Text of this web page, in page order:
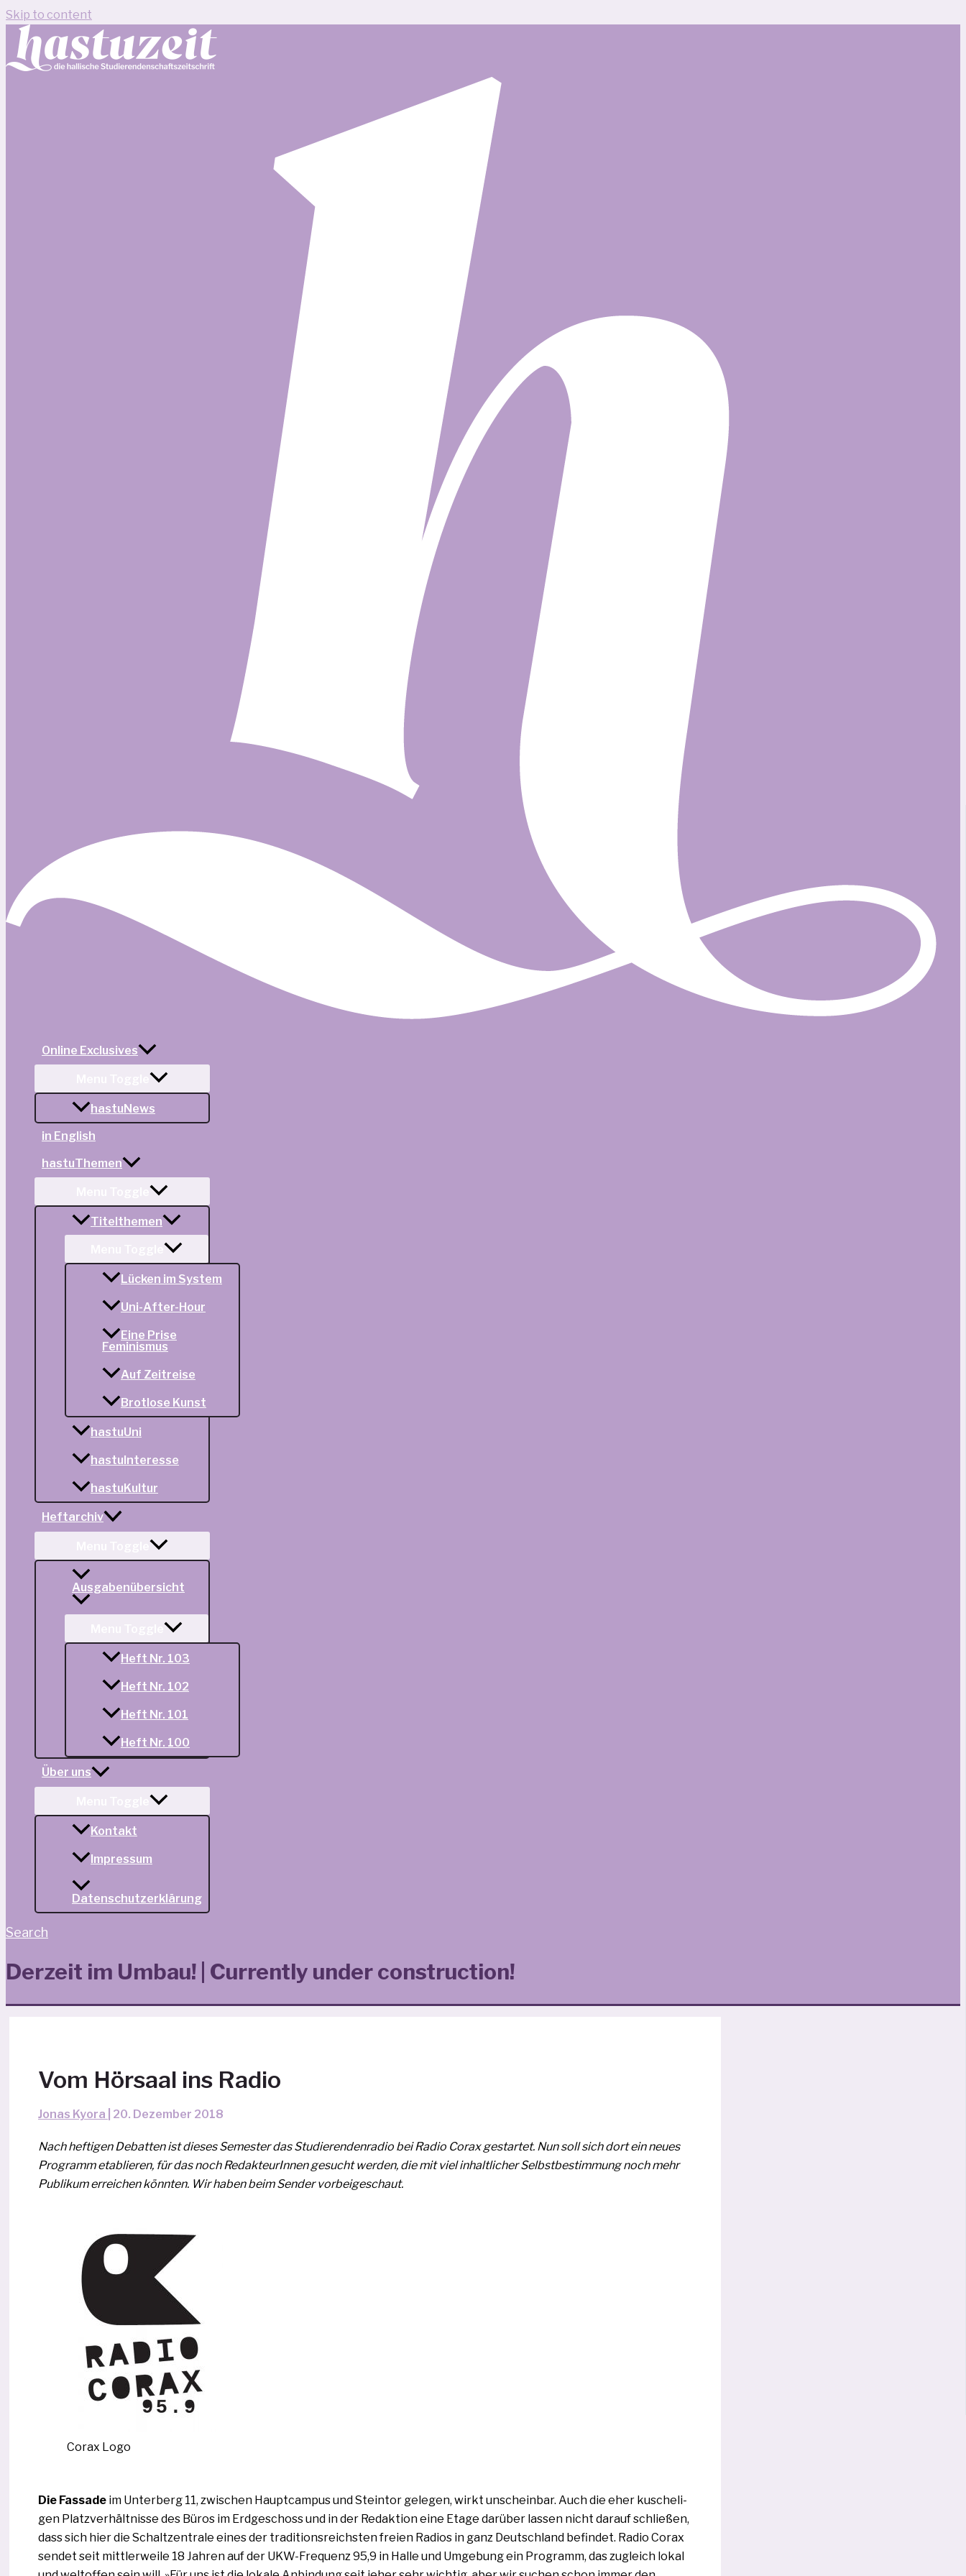
Skip to content
Online Exclusives
hastuNews
in English
hastuThemen
Titelthemen
Lücken im System
Uni-After-Hour
Eine Prise
Feminismus
Auf Zeitreise
Brotlose Kunst
hastuUni
hastuInteresse
hastuKultur
Heftarchiv
Ausgabenübersicht
Heft Nr. 103
Heft Nr. 102
Heft Nr. 101
Heft Nr. 100
Über uns
Kontakt
Impressum
Datenschutzerklärung
Search
Derzeit im Umbau! | Currently under construction!
Vom Hörsaal ins Radio
Jonas Kyora 20. Dezember 2018
Nach hef­ti­gen Debatten ist die­ses Semester das Studierendenradio bei Radio Corax gestar­tet. Nun soll sich dort ein neu­es
Programm eta­blie­ren, für das noch RedakteurInnen gesucht wer­den, die mit viel inhalt­li­cher Selbstbestimmung noch mehr
Publikum errei­chen könn­ten. Wir haben beim Sender vorbeigeschaut.
Corax Logo
Die Fassade im Unterberg 11, zwi­schen Hauptcampus und Steintor gele­gen, wirkt unschein­bar. Auch die eher kusche­li­
gen Platzverhältnisse des Büros im Erdgeschoss und in der Redaktion eine Etage dar­über las­sen nicht dar­auf schlie­ßen,
dass sich hier die Schaltzentrale eines der tra­di­ti­ons­reichs­ten frei­en Radios in ganz Deutschland befin­det. Radio Corax
sen­det seit mitt­ler­wei­le 18 Jahren auf der UKW-Frequenz 95,9 in Halle und Umgebung ein Programm, das zugleich lokal